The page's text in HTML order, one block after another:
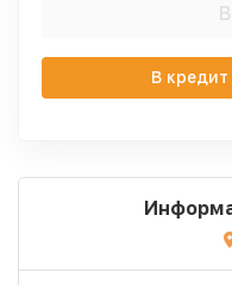
В